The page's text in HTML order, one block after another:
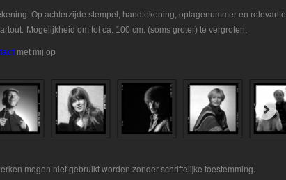
Op achterzijde stempel, handtekening, oplagenummer en relevante
Mogelijkheid om tot ca. 100 cm. (soms groter) te vergroten.
met mij op
mogen niet gebruikt worden zonder schriftelijke toestemming.